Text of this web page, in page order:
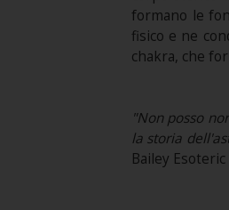
formano le
fisico e ne
chakra, che
"Non posso
la storia
Bailey